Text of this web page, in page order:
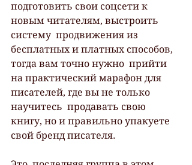
подготовить свои соцсети к
новым читателям, выстроить
систему  продвижения из
бесплатных и платных способов,
тогда вам точно нужно  прийти
на практический марафон для
писателей, где вы не только
научитесь  продавать свою
книгу, но и правильно упакуете
свой бренд писателя.